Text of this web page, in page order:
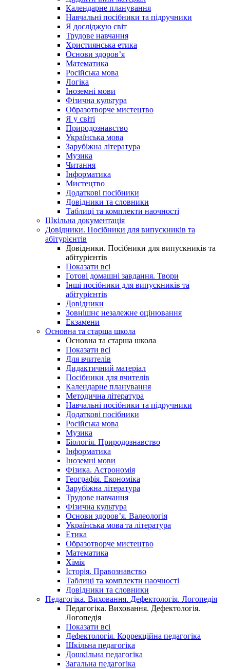
Календарне планування
Навчальні посібники та підручники
Я досліджую світ
Трудове навчання
Християнська етика
Основи здоров’я
Математика
Російська мова
Логіка
Іноземні мови
Фізична культура
Образотворче мистецтво
Я у світі
Природознавство
Українська мова
Зарубіжна література
Музика
Читання
Інформатика
Мистецтво
Додаткові посібники
Довідники та словники
Таблиці та комплекти наочності
Шкільна документація
Довідники. Посібники для випускників та
абітурієнтів
Довідники. Посібники для випускників та
абітурієнтів
Показати всі
Готові домашні завдання. Твори
Інші посібники для випускників та
абітурієнтів
Довідники
Зовнішнє незалежне оцінювання
Екзамени
Основна та старша школа
Основна та старша школа
Показати всі
Для вчителів
Дидактичний матеріал
Посібники для вчителів
Календарне планування
Методична література
Навчальні посібники та підручники
Додаткові посібники
Російська мова
Музика
Біологія. Природознавство
Інформатика
Іноземні мови
Фізика. Астрономія
Географія. Економіка
Зарубіжна література
Трудове навчання
Фізична культура
Основи здоров’я. Валеологія
Українська мова та література
Етика
Образотворче мистецтво
Математика
Хімія
Історія. Правознавство
Таблиці та комплекти наочності
Довідники та словники
Педагогіка. Виховання. Дефектологія. Логопедія
Педагогіка. Виховання. Дефектологія.
Логопедія
Показати всі
Дефектологія. Коррекційна педагогіка
Шкільна педагогіка
Дошкільна педагогіка
Загальна педагогіка